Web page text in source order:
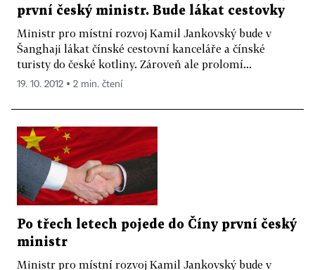
první český ministr. Bude lákat cestovky
Ministr pro místní rozvoj Kamil Jankovský bude v
Šanghaji lákat čínské cestovní kanceláře a čínské
turisty do české kotliny. Zároveň ale prolomí...
19. 10. 2012 ▪ 2 min. čtení
Po třech letech pojede do Číny první český
ministr
Ministr pro místní rozvoj Kamil Jankovský bude v